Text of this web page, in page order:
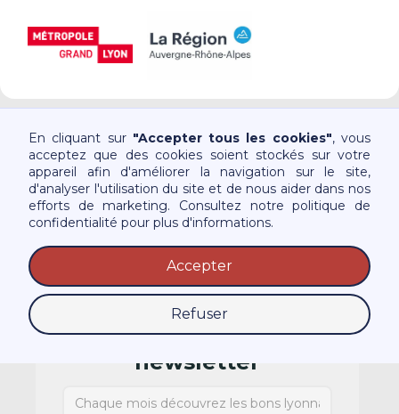
En cliquant sur "Accepter tous les cookies", vous
acceptez que des cookies soient stockés sur votre
appareil afin d'améliorer la navigation sur le site,
d'analyser l'utilisation du site et de nous aider dans nos
efforts de marketing. Consultez notre politique de
confidentialité pour plus d'informations.
Refuser
Accepter
Consulter les guides
Abonnez-vous à la
newsletter